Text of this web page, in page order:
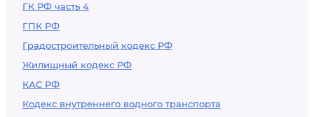
ГК РФ часть 4
ГПК РФ
Градостроительный кодекс РФ
Жилищный кодекс РФ
КАС РФ
Кодекс внутреннего водного транспорта